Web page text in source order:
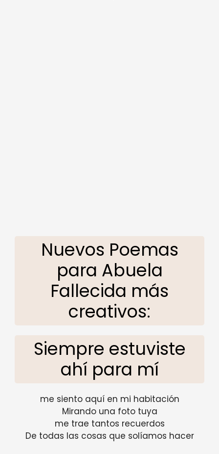
Nuevos Poemas
para Abuela
Fallecida más
creativos:
Siempre estuviste
ahí para mí
me siento aquí en mi habitación
Mirando una foto tuya
me trae tantos recuerdos
De todas las cosas que solíamos hacer